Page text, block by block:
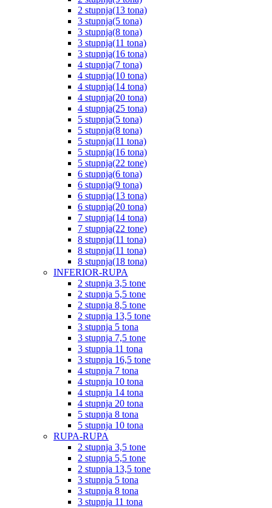
2 stupnja(13 tona)
3 stupnja(5 tona)
3 stupnja(8 tona)
3 stupnja(11 tona)
3 stupnja(16 tona)
4 stupnja(7 tona)
4 stupnja(10 tona)
4 stupnja(14 tona)
4 stupnja(20 tona)
4 stupnja(25 tona)
5 stupnja(5 tona)
5 stupnja(8 tona)
5 stupnja(11 tona)
5 stupnja(16 tona)
5 stupnja(22 tone)
6 stupnja(6 tona)
6 stupnja(9 tona)
6 stupnja(13 tona)
6 stupnja(20 tona)
7 stupnja(14 tona)
7 stupnja(22 tone)
8 stupnja(11 tona)
8 stupnja(11 tona)
8 stupnja(18 tona)
INFERIOR-RUPA
2 stupnja 3,5 tone
2 stupnja 5,5 tone
2 stupnja 8,5 tone
2 stupnja 13,5 tone
3 stupnja 5 tona
3 stupnja 7,5 tone
3 stupnja 11 tona
3 stupnja 16,5 tone
4 stupnja 7 tona
4 stupnja 10 tona
4 stupnja 14 tona
4 stupnja 20 tona
5 stupnja 8 tona
5 stupnja 10 tona
RUPA-RUPA
2 stupnja 3,5 tone
2 stupnja 5,5 tone
2 stupnja 13,5 tone
3 stupnja 5 tona
3 stupnja 8 tona
3 stupnja 11 tona